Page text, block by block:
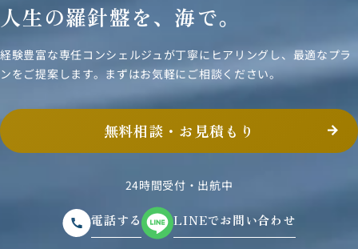
人生の羅針盤を、海で。
経験豊富な専任コンシェルジュが丁寧にヒアリングし、 最適なプラ
ンをご提案します。まずはお気軽にご相談ください。
無料相談・お見積もり
24時間受付・出航中
電話する LINEでお問い合わせ